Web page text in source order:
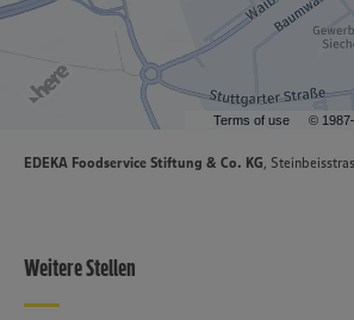
Terms of use ©
EDEKA Foodservice Stiftung & Co. KG,
Weitere Stellen